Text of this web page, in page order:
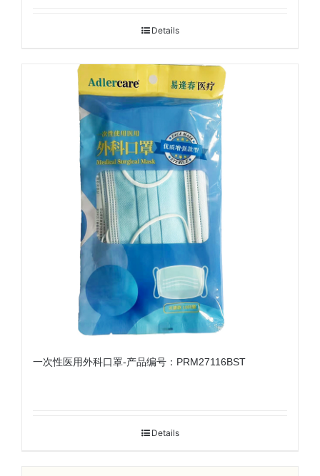
Details
一次性医用外科口罩-产品编号：PRM27116BST
Details